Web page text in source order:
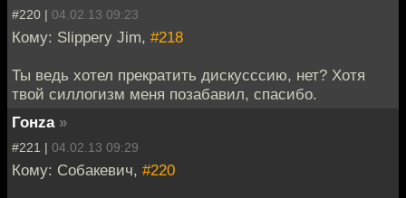
#220 | 04.02.13 09:23
Кому: Slippery Jim, #218
Ты ведь хотел прекратить дискусссию, нет? Хотя
твой силлогизм меня позабавил, спасибо.
Гонzа »
#221 | 04.02.13 09:29
Кому: Собакевич, #220